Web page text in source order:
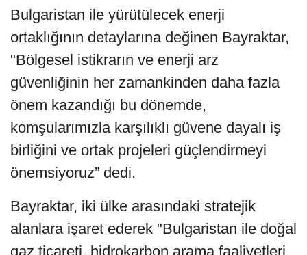
Bulgaristan ile yürütülecek enerji
ortaklığının detaylarına değinen Bayraktar,
"Bölgesel istikrarın ve enerji arz
güvenliğinin her zamankinden daha fazla
önem kazandığı bu dönemde,
komşularımızla karşılıklı güvene dayalı iş
birliğini ve ortak projeleri güçlendirmeyi
önemsiyoruz” dedi.
Bayraktar, iki ülke arasındaki stratejik
alanlara işaret ederek "Bulgaristan ile doğal
gaz ticareti, hidrokarbon arama faaliyetleri